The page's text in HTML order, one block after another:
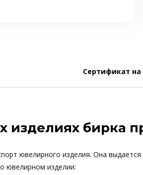
Сертификат
изделиях бирка
ювелирного изделия. Она
ювелирном изделии: